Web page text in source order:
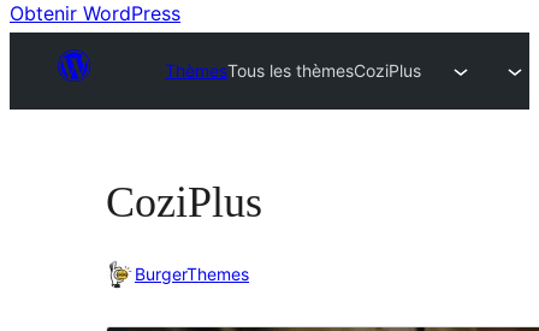
Obtenir WordPress
ThèmesTous les thèmesCoziPlus
CoziPlus
BurgerThemes